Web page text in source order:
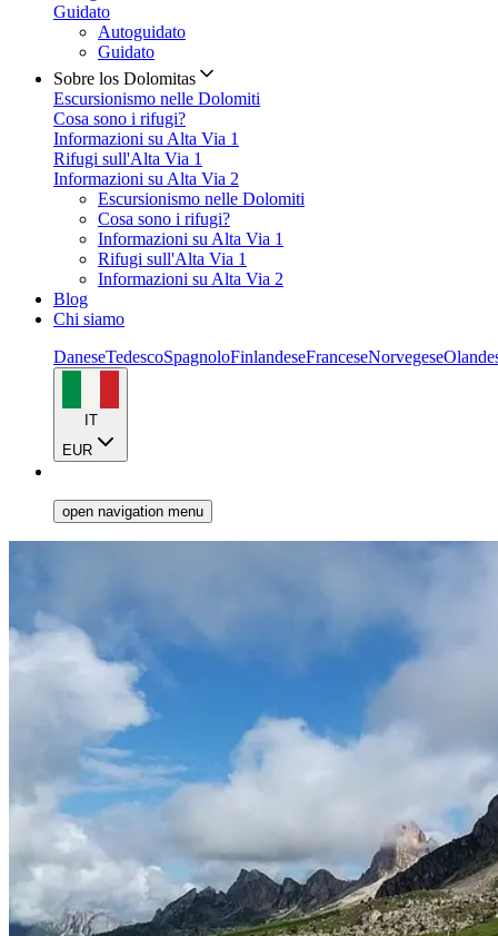
Guidato
Autoguidato
Guidato
Sobre los Dolomitas
Escursionismo nelle Dolomiti
Cosa sono i rifugi?
Informazioni su Alta Via 1
Rifugi sull'Alta Via 1
Informazioni su Alta Via 2
Escursionismo nelle Dolomiti
Cosa sono i rifugi?
Informazioni su Alta Via 1
Rifugi sull'Alta Via 1
Informazioni su Alta Via 2
Blog
Chi siamo
DaneseTedescoSpagnoloFinlandeseFranceseNorvegese
IT
EUR
open navigation menu